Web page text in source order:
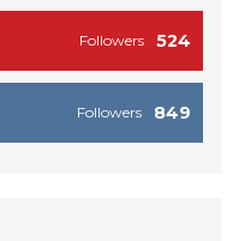
524
Followers
849
Followers